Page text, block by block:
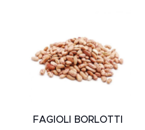
FAGIOLI BORLOTTI